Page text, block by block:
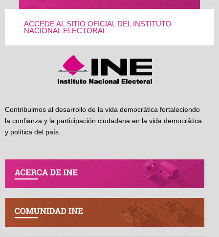
ACCEDE AL SITIO OFICIAL DEL INSTITUTO
NACIONAL ELECTORAL
Contribuimos al desarrollo de la vida democrática fortaleciendo
la confianza y la participación ciudadana en la vida democrática
y política del país.